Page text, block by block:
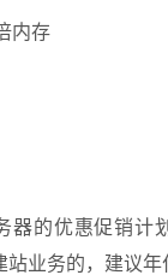
内存
器的优惠促销计
站业务的，建议年